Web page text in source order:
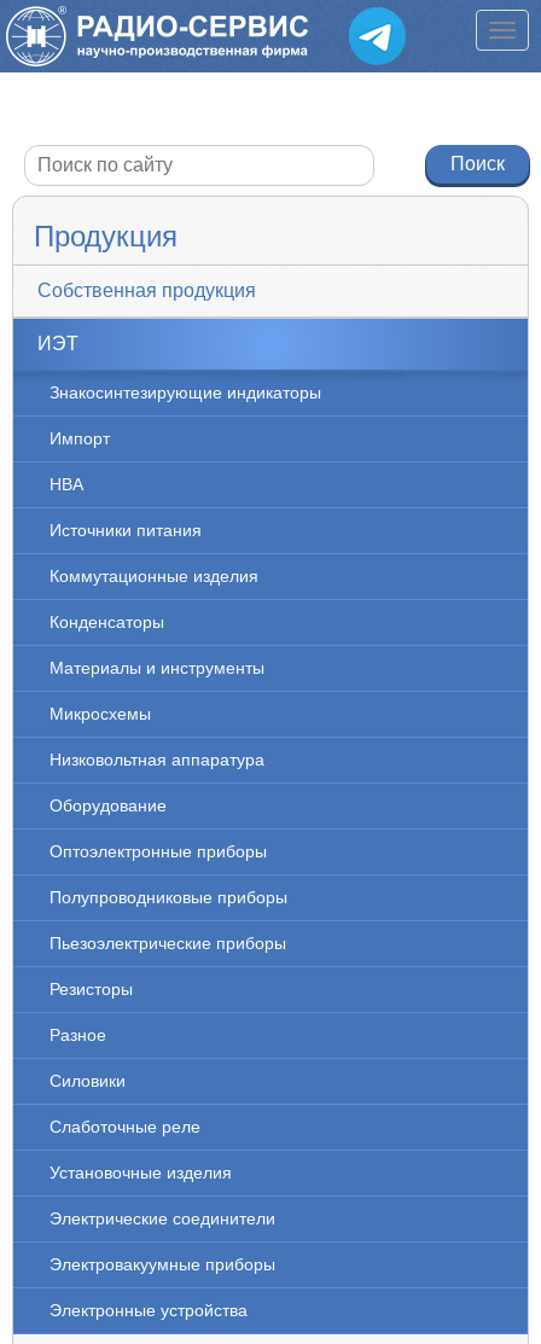
Продукция
Собственная продукция
ИЭТ
Знакосинтезирующие индикаторы
Импорт
НВА
Источники питания
Коммутационные изделия
Конденсаторы
Материалы и инструменты
Микросхемы
Низковольтная аппаратура
Оборудование
Оптоэлектронные приборы
Полупроводниковые приборы
Пьезоэлектрические приборы
Резисторы
Разное
Силовики
Слаботочные реле
Установочные изделия
Электрические соединители
Электровакуумные приборы
Электронные устройства